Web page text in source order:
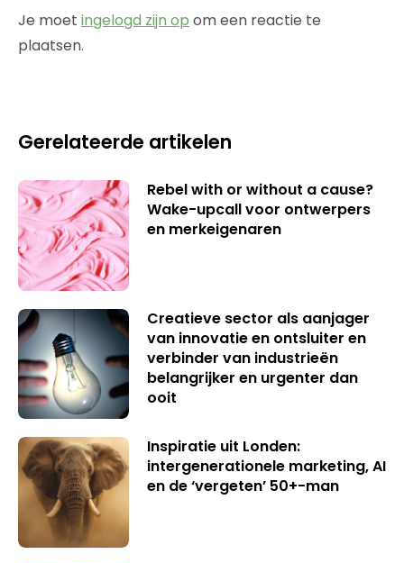
Je moet ingelogd zijn op om een reactie te
plaatsen.
Gerelateerde artikelen
Rebel with or without a cause?
Wake-upcall voor ontwerpers
en merkeigenaren
Creatieve sector als aanjager
van innovatie en ontsluiter en
verbinder van industrieën
belangrijker en urgenter dan
ooit
Inspiratie uit Londen:
intergenerationele marketing, AI
en de ‘vergeten’ 50+-man